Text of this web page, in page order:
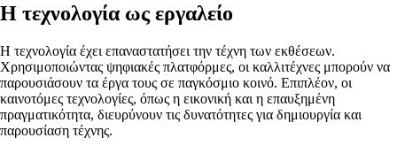
Η τεχνολογία ως εργαλείο
Η τεχνολογία έχει επαναστατήσει την τέχνη των εκθέσεων.
Χρησιμοποιώντας ψηφιακές πλατφόρμες, οι καλλιτέχνες μπορούν να
παρουσιάσουν τα έργα τους σε παγκόσμιο κοινό. Επιπλέον, οι
καινοτόμες τεχνολογίες, όπως η εικονική και η επαυξημένη
πραγματικότητα, διευρύνουν τις δυνατότητες για δημιουργία και
παρουσίαση τέχνης.